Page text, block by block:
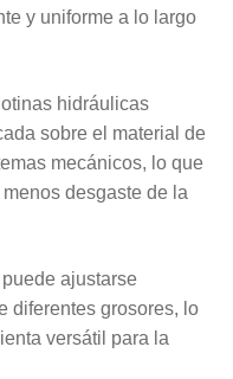
y uniforme a lo largo
hidráulicas
sobre el material de
mecánicos, lo que
desgaste de la
ajustarse
diferentes grosores, lo
versátil para la